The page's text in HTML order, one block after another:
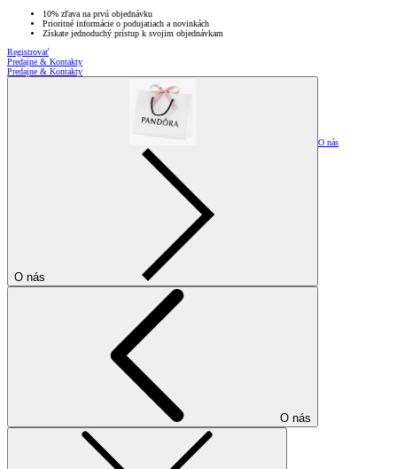
10% zľava na prvú objednávku
Prioritné informácie o podujatiach a novinkách
Získate jednoduchý prístup k svojim objednávkam
Registrovať
Predajne & Kontakty
Predajne & Kontakty
O nás
O nás
O nás